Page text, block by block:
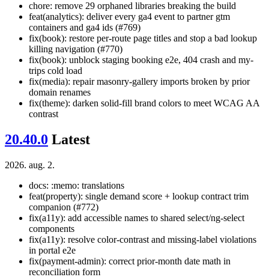
chore: remove 29 orphaned libraries breaking the build
feat(analytics): deliver every ga4 event to partner gtm
containers and ga4 ids (#769)
fix(book): restore per-route page titles and stop a bad lookup
killing navigation (#770)
fix(book): unblock staging booking e2e, 404 crash and my-
trips cold load
fix(media): repair masonry-gallery imports broken by prior
domain renames
fix(theme): darken solid-fill brand colors to meet WCAG AA
contrast
20.40.0 Latest
2026. aug. 2.
docs: :memo: translations
feat(property): single demand score + lookup contract trim
companion (#772)
fix(a11y): add accessible names to shared select/ng-select
components
fix(a11y): resolve color-contrast and missing-label violations
in portal e2e
fix(payment-admin): correct prior-month date math in
reconciliation form